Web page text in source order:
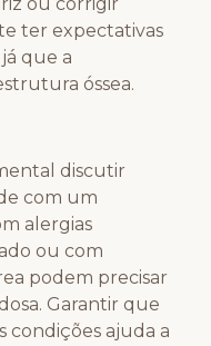
ter expectativas
que a
óssea.
discutir
com um
alergias
ou com
podem precisar
Garantir que
condições ajuda a